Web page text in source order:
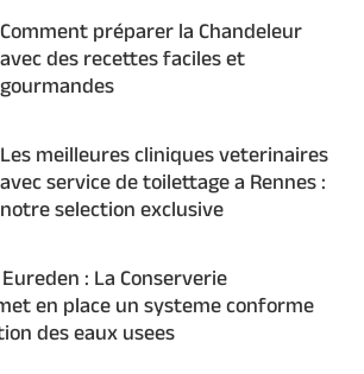
Comment préparer la Chandeleur
avec des recettes faciles et
gourmandes
Les meilleures cliniques veterinaires
avec service de toilettage a Rennes :
notre selection exclusive
: La Conserverie
en place un systeme conforme
des eaux usees